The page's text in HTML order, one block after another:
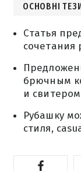
ОСНОВНІ
Статья
сочетания
брючным
и
Рубашку
стиля,